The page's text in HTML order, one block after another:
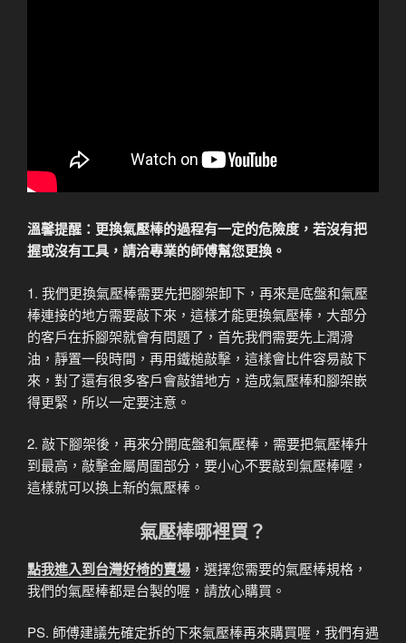
溫馨提醒：更換氣壓棒的過程有一定的危險度，若沒有把
握或沒有工具，請洽專業的師傅幫您更換。
1. 我們更換氣壓棒需要先把腳架卸下，再來是底盤和氣壓
棒連接的地方需要敲下來，這樣才能更換氣壓棒，大部分
的客戶在拆腳架就會有問題了，首先我們需要先上潤滑
油，靜置一段時間，再用鐵槌敲擊，這樣會比件容易敲下
來，對了還有很多客戶會敲錯地方，造成氣壓棒和腳架嵌
得更緊，所以一定要注意。
2. 敲下腳架後，再來分開底盤和氣壓棒，需要把氣壓棒升
到最高，敲擊金屬周圍部分，要小心不要敲到氣壓棒喔，
這樣就可以換上新的氣壓棒。
氣壓棒哪裡買？
點我進入到台灣好椅的賣場 ，選擇您需要的氣壓棒規格，
我們的氣壓棒都是台製的喔，請放心購買。
PS. 師傅建議先確定拆的下來氣壓棒再來購買喔，我們有遇